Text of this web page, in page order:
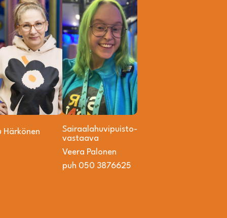
Härkönen
Sairaalahuvipuisto­
vastaava
Veera Palonen
puh 050 3876625